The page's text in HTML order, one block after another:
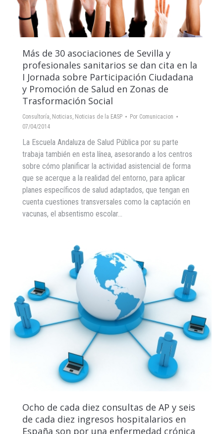
Más de 30 asociaciones de Sevilla y
profesionales sanitarios se dan cita en la
I Jornada sobre Participación Ciudadana
y Promoción de Salud en Zonas de
Trasformación Social
Consultoría, Noticias, Noticias de la EASP Por Comunicacion
07/04/2014
La Escuela Andaluza de Salud Pública por su parte
trabaja también en esta línea, asesorando a los centros
sobre cómo planificar la actividad asistencial de forma
que se acerque a la realidad del entorno, para aplicar
planes específicos de salud adaptados, que tengan en
cuenta cuestiones transversales como la captación en
vacunas, el absentismo escolar…
Ocho de cada diez consultas de AP y seis
de cada diez ingresos hospitalarios en
España son por una enfermedad crónica